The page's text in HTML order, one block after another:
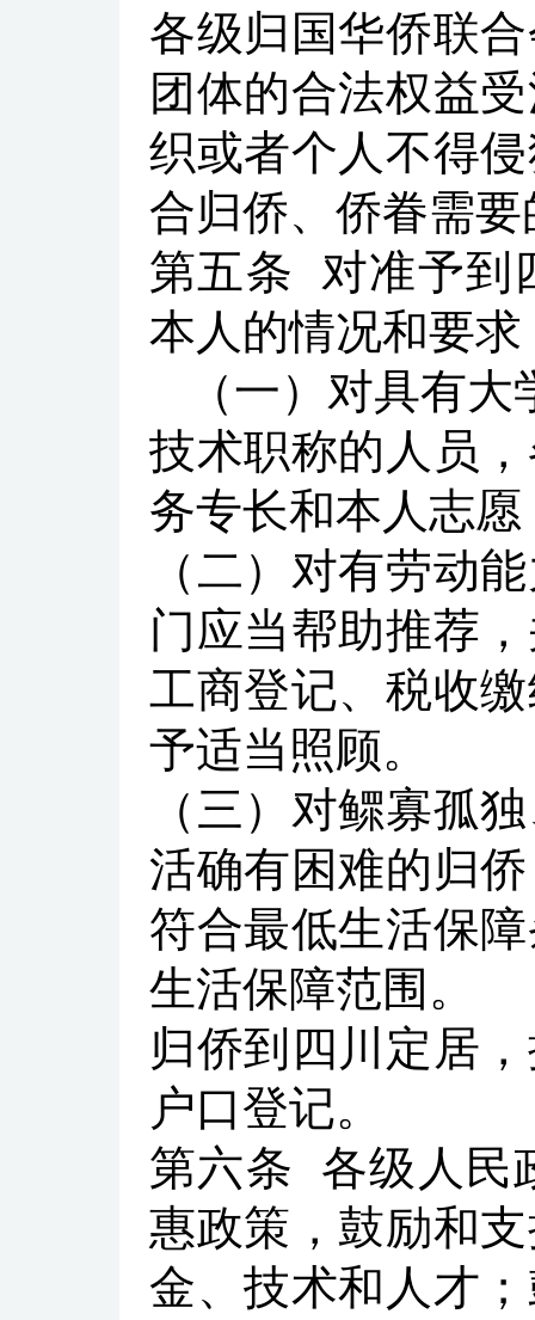
各级归国华侨联
团体的合法权益
织或者个人不得
合归侨、侨眷需
第五条
对准予到
本人的情况和要
（一）对具有
技术职称的人员
务专长和本人志
（二）对有劳动
门应当帮助推荐
工商登记、税收
予适当照顾。
（三）对鳏寡孤
活确有困难的归
符合最低生活保
生活保障范围。
归侨到四川定居
户口登记。
第六条
各级人民
惠政策，鼓励和
金、技术和人才